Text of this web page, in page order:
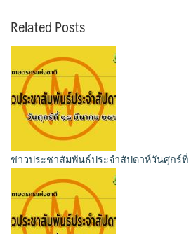
Related Posts
ข่าวประชาสัมพันธ์ประจำสัปดาห์วันศุกร์ที่